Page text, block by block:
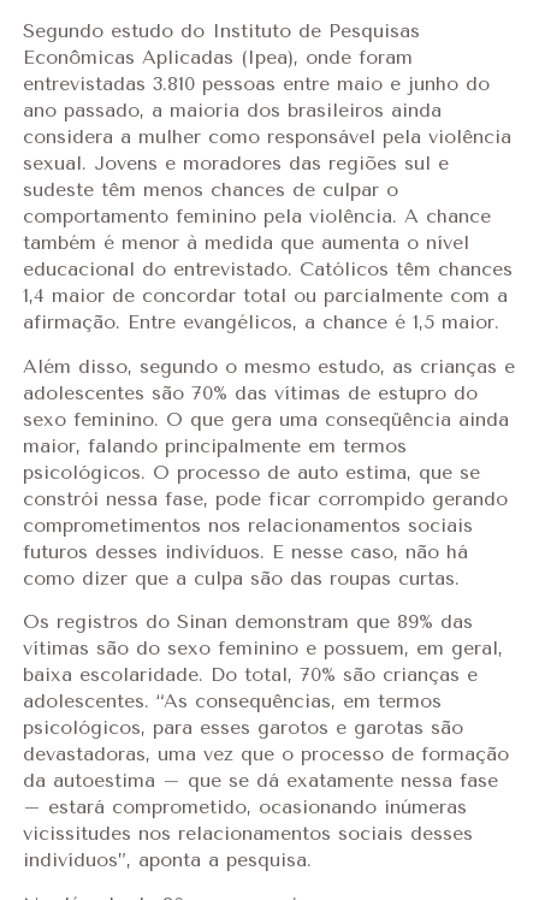
Segundo estudo do Instituto de Pesquisas
Econômicas Aplicadas (Ipea), onde foram
entrevistadas 3.810 pessoas entre maio e junho do
ano passado, a maioria dos brasileiros ainda
considera a mulher como responsável pela violência
sexual. Jovens e moradores das regiões sul e
sudeste têm menos chances de culpar o
comportamento feminino pela violência. A chance
também é menor à medida que aumenta o nível
educacional do entrevistado. Católicos têm chances
1,4 maior de concordar total ou parcialmente com a
afirmação. Entre evangélicos, a chance é 1,5 maior.
Além disso, segundo o mesmo estudo, as crianças e
adolescentes são 70% das vítimas de estupro do
sexo feminino. O que gera uma conseqüência ainda
maior, falando principalmente em termos
psicológicos. O processo de auto estima, que se
constrói nessa fase, pode ficar corrompido gerando
comprometimentos nos relacionamentos sociais
futuros desses indivíduos. E nesse caso, não há
como dizer que a culpa são das roupas curtas.
Os registros do Sinan demonstram que 89% das
vítimas são do sexo feminino e possuem, em geral,
baixa escolaridade. Do total, 70% são crianças e
adolescentes. “As consequências, em termos
psicológicos, para esses garotos e garotas são
devastadoras, uma vez que o processo de formação
da autoestima – que se dá exatamente nessa fase
– estará comprometido, ocasionando inúmeras
vicissitudes nos relacionamentos sociais desses
indivíduos”, aponta a pesquisa.